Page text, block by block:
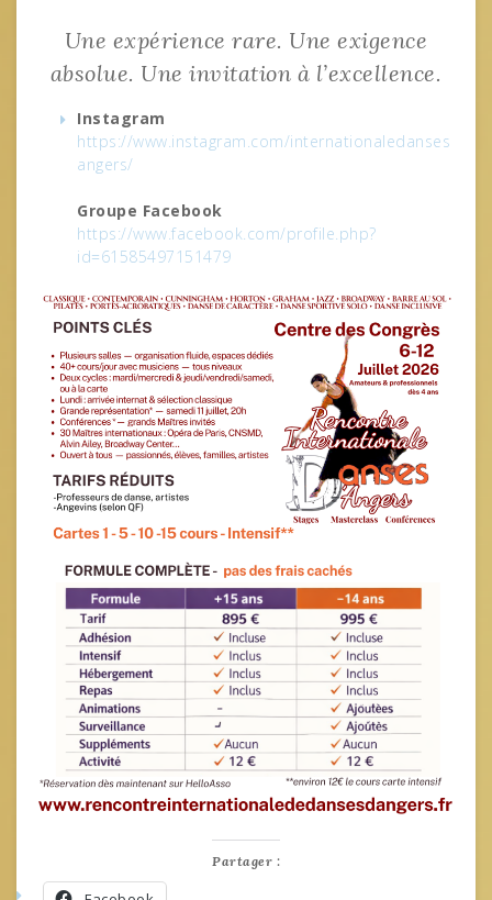
Une expérience rare. Une exigence
absolue. Une invitation à l’excellence.
Instagram
https://www.instagram.com/internationaledanses
angers/
Groupe Facebook
https://www.facebook.com/profile.php?
id=61585497151479
Partager :